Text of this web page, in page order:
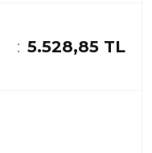
5.528,85 TL